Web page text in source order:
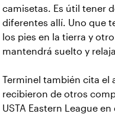
camisetas. Es útil tener
diferentes allí. Uno que
los pies en la tierra y
mantendrá suelto y
Terminel también cita el
recibieron de otros
USTA Eastern League